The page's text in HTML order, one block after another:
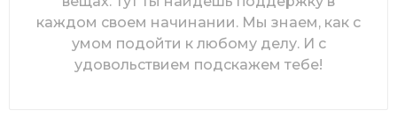
каждом своем начинании. Мы знаем, как с
умом подойти к любому делу. И с
удовольствием подскажем тебе!